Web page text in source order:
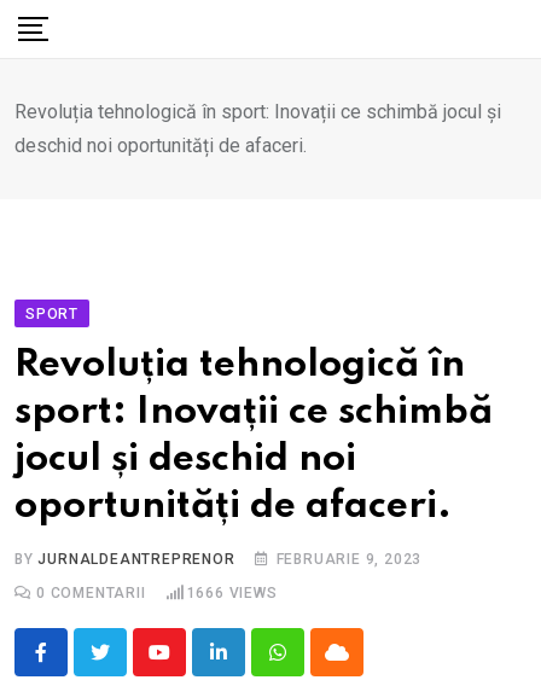
Skip
Revoluția tehnologică în sport: Inovații ce schimbă jocul și
deschid noi oportunități de afaceri.
SPORT
Revoluția tehnologică în
sport: Inovații ce schimbă
jocul și deschid noi
oportunități de afaceri.
BYJURNALDEANTREPRENOR
FEBRUARIE 9, 2023
0 COMENTARII 1666 VIEWS
YoutubeLinkedInWhatsappCloud